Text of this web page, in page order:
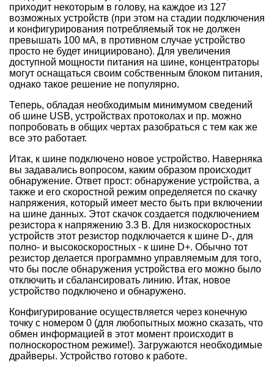
приходит некоторым в голову, на каждое из 127
возможных устройств (при этом на стадии подключения
и конфигурирования потребляемый ток не должен
превышать 100 мА, в противном случае устройство
просто не будет инициировано). Для увеличения
доступной мощности питания на шине, концентраторы
могут оснащаться своим собственным блоком питания,
однако такое решение не популярно.
Теперь, обладая необходимым минимумом сведений
об шине USB, устройствах протоколах и пр. можно
попробовать в общих чертах разобраться с тем как же
все это работает.
Итак, к шине подключено новое устройство. Наверняка
вы задавались вопросом, каким образом происходит
обнаружение. Ответ прост: обнаружение устройства, а
также и его скоростной режим определяется по скачку
напряжения, который имеет место быть при включении
на шине данных. Этот скачок создается подключением
резистора к напряжению 3.3 В. Для низкоскоростных
устройств этот резистор подключается к шине D-, для
полно- и высокоскоростных - к шине D+. Обычно тот
резистор делается программно управляемым для того,
что бы после обнаружения устройства его можно было
отключить и сбалансировать линию. Итак, новое
устройство подключено и обнаружено.
Конфигурирование осуществляется через конечную
точку с номером 0 (для любопытных можно сказать, что
обмен информацией в этот момент происходит в
полноскоростном режиме!). Загружаются необходимые
драйверы. Устройство готово к работе.